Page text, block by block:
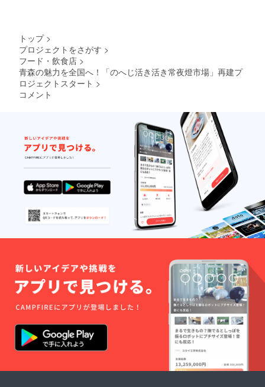
と和え
に ・イ
カゲソ
と一緒
に料理
酒で炒
めると
イカゴ
ロ焼き
に ・ベ
シャメ
ルソー
スに和
えると
絶品イ
ンに 賞
味期
限：冷
凍で
2023年
10月31
日ま
で。解
凍後は
冷蔵庫
保管で1
週間以
スルメ
イカの
し醤油
で漬け
こみプ
ロトン
凍結。
〇食べ
方 ※調
理の際
は冷凍
の状態
でイカ
わたを
一本ず
つ切り
お使い
くださ
い。 ・
冷凍の
状態で
切りつ
けし、
ルイベ
でご賞
さい。
日本酒
との相
届けし
ます。
ら1本約
600～
800gの
ながい
もが10
本以上
収穫で
きま
す。 最
終年
(2025
年)の12
月のお
届けは
当たり2
～3㎏単
位で10
㎏まで
となり
ます。
2025年
12月出
荷分は
オー
ナー畑
から収
単位で
10㎏ま
んご
ジュー
スに加
工して
のお届
けも可
能で
す。収
穫りん
ご20㎏
単位で
ジュー
ス加工
可。1ℓ
12～14
本作る
ことが
できま
す。一
か所当
たり2本
単位で
お届け
す。 支
援後、
実行者
トップ >
プロジェクトをさがす >
フード・飲食店 >
青森の魅力を全国へ！「のへじ活き活き常夜燈市場」再建プ
ロジェクトスタート >
コメント